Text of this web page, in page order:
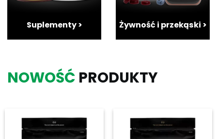
Suplementy > Żywność i przekąski >
NOWOŚĆ PRODUKTY